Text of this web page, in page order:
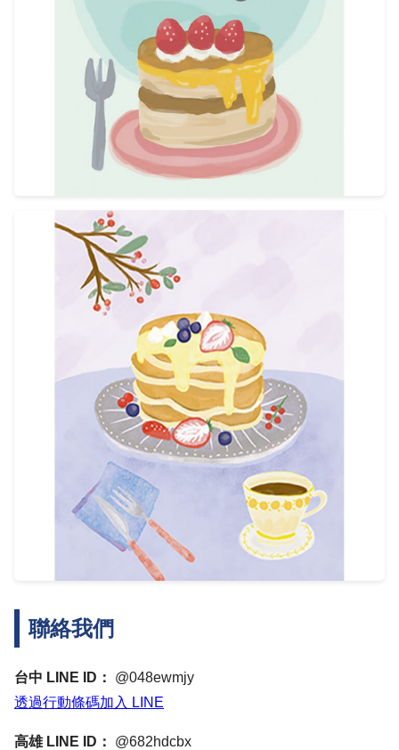
聯絡我們
台中 LINE ID：
@048ewmjy
透過行動條碼加入 LINE
高雄 LINE ID：
@682hdcbx